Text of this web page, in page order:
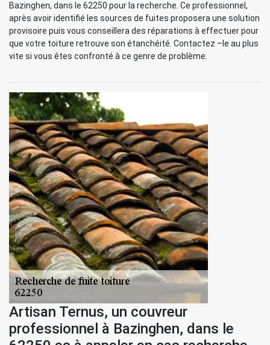
Bazinghen, dans le 62250 pour la recherche. Ce professionnel,
après avoir identifié les sources de fuites proposera une solution
provisoire puis vous conseillera des réparations à effectuer pour
que votre toiture retrouve son étanchéité. Contactez –le au plus
vite si vous êtes confronté à ce genre de problème.
Artisan Ternus, un couvreur
professionnel à Bazinghen, dans le